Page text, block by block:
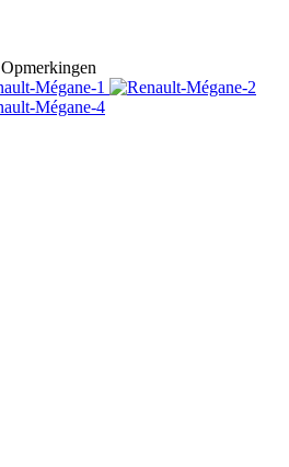
Opmerkingen